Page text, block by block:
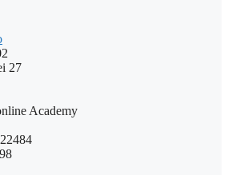
27
Academy